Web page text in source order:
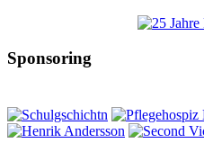
Sponsoring